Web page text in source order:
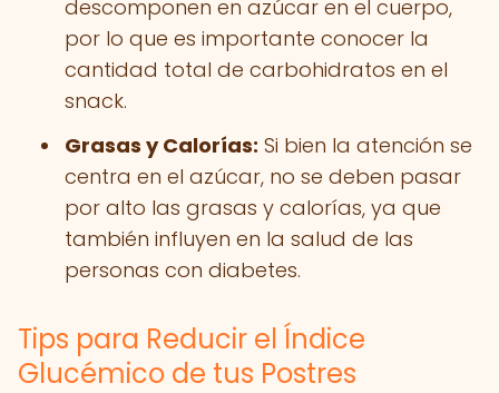
descomponen en azúcar en el cuerpo,
por lo que es importante conocer la
cantidad total de carbohidratos en el
snack.
Grasas y Calorías: Si bien la atención se
centra en el azúcar, no se deben pasar
por alto las grasas y calorías, ya que
también influyen en la salud de las
personas con diabetes.
Tips para Reducir el Índice
Glucémico de tus Postres